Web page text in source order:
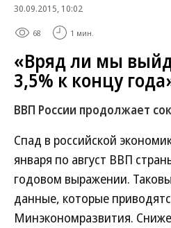
30.09.2015, 10:02
68 1 мин.
«Вряд ли мы
3,5% к концу
ВВП России продолжает
Спад в российской
января по август ВВП
годовом выражении.
данные, которые
Минэкономразвития.